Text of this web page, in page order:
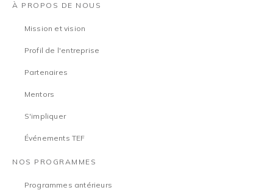
À PROPOS DE NOUS
Mission et vision
Profil de l'entreprise
Partenaires
Mentors
S'impliquer
Événements TEF
NOS PROGRAMMES
Programmes antérieurs